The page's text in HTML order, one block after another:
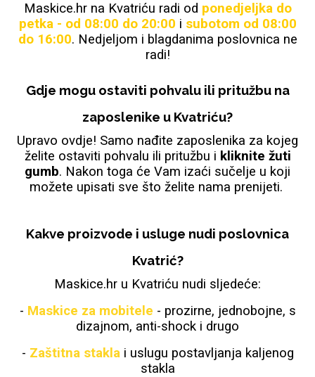
Maskice.hr na Kvatriću radi od ponedjeljka do
petka - od 08:00 do 20:00 i subotom od 08:00
do 16:00. Nedjeljom i blagdanima poslovnica ne
radi!
Gdje mogu ostaviti pohvalu ili pritužbu na
zaposlenike u Kvatriću?
Upravo ovdje! Samo nađite zaposlenika za kojeg
želite ostaviti pohvalu ili pritužbu i kliknite žuti
gumb. Nakon toga će Vam izaći sučelje u koji
možete upisati sve što želite nama prenijeti.
Kakve proizvode i usluge nudi poslovnica
Kvatrić?
Maskice.hr u Kvatriću nudi sljedeće:
- Maskice za mobitele - prozirne, jednobojne, s
dizajnom, anti-shock i drugo
- Zaštitna stakla i uslugu postavljanja kaljenog
stakla
Svemirska kolekcija Valentinovo
Love motivi I Need Some Space